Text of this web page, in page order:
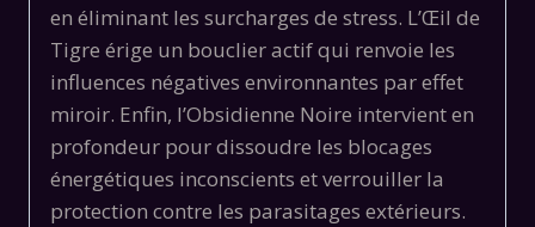
en éliminant les surcharges de stress. L’Œil de
Tigre érige un bouclier actif qui renvoie les
influences négatives environnantes par effet
miroir. Enfin, l’Obsidienne Noire intervient en
profondeur pour dissoudre les blocages
énergétiques inconscients et verrouiller la
protection contre les parasitages extérieurs.